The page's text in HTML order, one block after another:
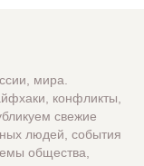
мира.
конфликты,
свежие
людей, события
общества,